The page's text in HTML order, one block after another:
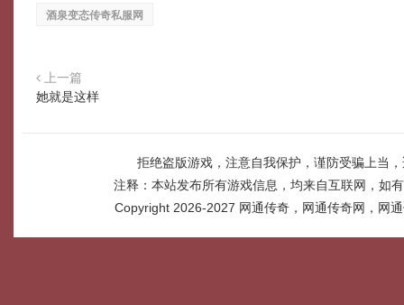
酒泉变态传奇私服网
上一篇
她就是这样
拒绝盗版游戏，注意自我保护，谨防受骗上当
注释：本站发布所有游戏信息，均来自互联网，如
Copyright 2026-2027 网通传奇，网通传奇网，网